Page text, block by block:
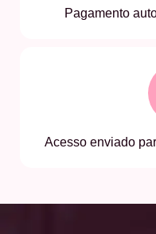
Pagamento
Acesso enviado